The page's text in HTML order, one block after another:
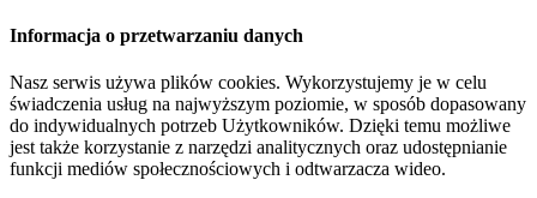
Informacja o przetwarzaniu danych
Nasz serwis używa plików cookies. Wykorzystujemy je w celu
świadczenia usług na najwyższym poziomie, w sposób dopasowany
do indywidualnych potrzeb Użytkowników. Dzięki temu możliwe
jest także korzystanie z narzędzi analitycznych oraz udostępnianie
funkcji mediów społecznościowych i odtwarzacza wideo.